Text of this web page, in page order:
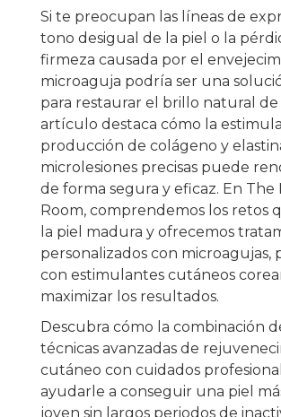
Si te preocupan las líneas de
tono desigual de la piel o la
firmeza causada por el
microaguja podría ser una
para restaurar el brillo natural de
artículo destaca cómo la
producción de colágeno y
microlesiones precisas puede
de forma segura y eficaz. En The
Room, comprendemos los retos
la piel madura y ofrecemos
personalizados con microagujas,
con estimulantes cutáneos
maximizar los resultados.
Descubra cómo la combinación
técnicas avanzadas de
cutáneo con cuidados
ayudarle a conseguir una piel
joven sin largos periodos de